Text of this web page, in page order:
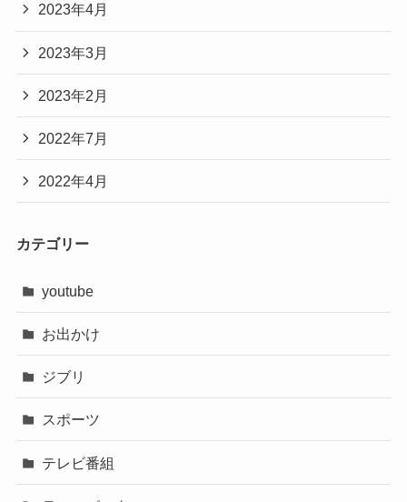
2023年4月
2023年3月
2023年2月
2022年7月
2022年4月
カテゴリー
youtube
お出かけ
ジブリ
スポーツ
テレビ番組